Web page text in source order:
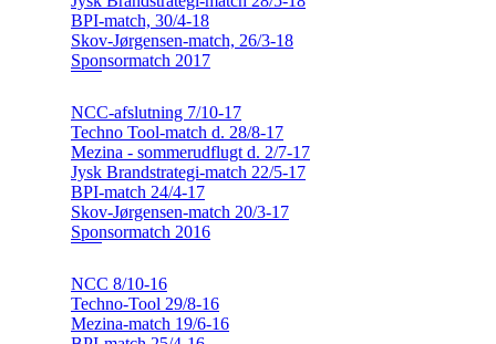
BPI-match, 30/4-18
Skov-Jørgensen-match, 26/3-18
Sponsormatch 2017
NCC-afslutning 7/10-17
Techno Tool-match d. 28/8-17
Mezina - sommerudflugt d. 2/7-17
Jysk Brandstrategi-match 22/5-17
BPI-match 24/4-17
Skov-Jørgensen-match 20/3-17
Sponsormatch 2016
NCC 8/10-16
Techno-Tool 29/8-16
Mezina-match 19/6-16